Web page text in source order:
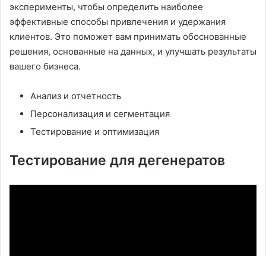
эксперименты, чтобы определить наиболее
эффективные способы привлечения и удержания
клиентов. Это поможет вам принимать обоснованные
решения, основанные на данных, и улучшать результаты
вашего бизнеса.
Анализ и отчетность
Персонализация и сегментация
Тестирование и оптимизация
Тестирование для дегенератов